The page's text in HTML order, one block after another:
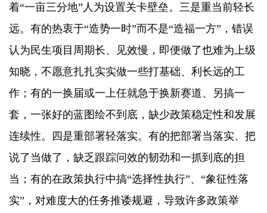
着“一亩三分地”人为设置关卡壁垒。三是重当前轻长
远。有的热衷于“造势一时”而不是“造福一方”，错误
认为民生项目周期长、见效慢，即便做了也难为上级
知晓，不愿意扎扎实实做一些打基础、利长远的工
作；有的一换届或一上任就急于换新赛道、另搞一
套，一张好的蓝图绘不到底，缺少政策稳定性和发展
连续性。四是重部署轻落实。有的把部署当落实、把
说了当做了，缺乏跟踪问效的韧劲和一抓到底的担
当；有的在政策执行中搞“选择性执行”、“象征性落
实”，对难度大的任务推诿规避，导致许多政策举